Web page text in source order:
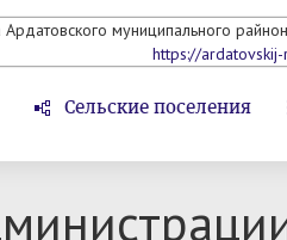
муниципального
https://
Сельские поселения